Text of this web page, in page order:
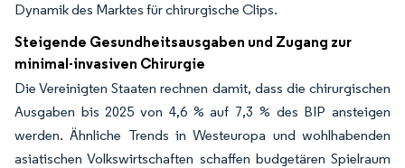
Dynamik des Marktes für chirurgische Clips.
Steigende Gesundheitsausgaben und Zugang zur
minimal-invasiven Chirurgie
Die Vereinigten Staaten rechnen damit, dass die chirurgischen
Ausgaben bis 2025 von 4,6 % auf 7,3 % des BIP ansteigen
werden. Ähnliche Trends in Westeuropa und wohlhabenden
asiatischen Volkswirtschaften schaffen budgetären Spielraum